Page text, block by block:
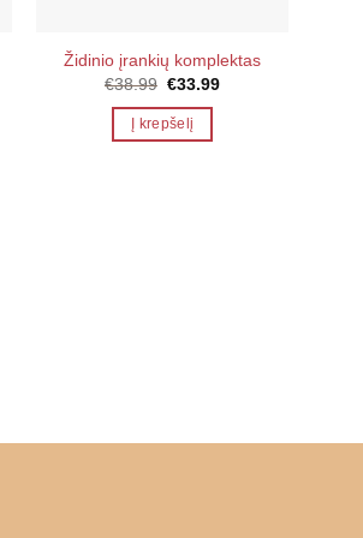
Židinio įrankių komplektas
€38.99 Original
was:
€38.99.
€33.99Current
Į krepšelį